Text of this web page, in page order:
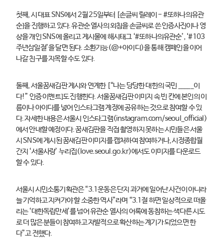
첫째, 시 대표 SNS에서 2월 25일부터 [손글씨 릴레이 - #또하나의유관
순]을 진행하고 있다. 유관순 열사의 외침을 손글씨로 쓴 인증사진이나 영
상을 개인 SNS에 올리고 게시물에 해시태그 ‘#또하나의유관순’, ‘#103
주년삼일절’을 달면 된다. 소환기능(@+아이디)을 통해 캠페인을 이어
나갈 친구를 지목할 수도 있다.
둘째, 서울꿈새김판 게시와 연계한 [“나는 당당한 대한의 국민 _____이
다!” 인증 이벤트]도 진행한다. 서울꿈새김판 이미지 속 빈 칸에 본인의 이
름이나 아이디를 넣어 인스타그램 계정에 공유하는 것으로 참여할 수 있
다. 자세한 내용은 서울시 인스타그램(instagram.com/seoul_official)
에서 안내할 예정이다. 꿈새김판을 직접 촬영하지 못하는 시민들은 서울
시 SNS에 게시된 꿈새김판 이미지를 캡처하여 참여하거나, 시정종합월
간지 ‘서울사랑’ 누리집(love.seoul.go.kr)에서도 이미지를 다운로드
할 수 있다.
서울시 시민소통기획관은 “3.1운동은 단지 과거에 일어난 사건이 아니라
늘 기억하고 지켜가야 할 소중한 역사”라며 “3.1절 하면 일상적으로 떠올
리는 ‘대한독립만세’를 넘어 유관순 열사의 어록에 동참하는 색다른 시도
로 더 많은 분들이 참여하고 자발적으로 확산하는 계기가 되었으면 한
다”고 전했다.